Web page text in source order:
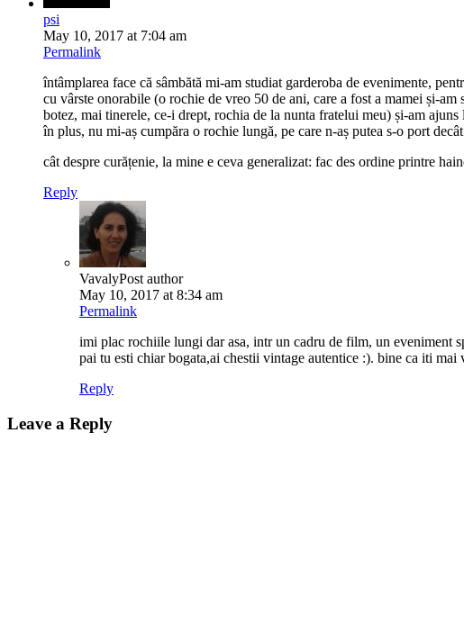
psi
May 10, 2017 at 7:04 am
Permalink
întâmplarea face că sâmbătă mi-am studiat garderoba de evenimente,
cu vârste onorabile (o rochie de vreo 50 de ani, care a fost a mamei și-
botez, mai tinerele, ce-i drept, rochia de la nunta fratelui meu) și-am
în plus, nu mi-aș cumpăra o rochie lungă, pe care n-aș putea s-o port
cât despre curățenie, la mine e ceva generalizat: fac des ordine printre
Reply
VavalyPost author
May 10, 2017 at 8:34 am
Permalink
imi plac rochiile lungi dar asa, intr un cadru de film, un eveniment
pai tu esti chiar bogata,ai chestii vintage autentice :). bine ca iti
Reply
Leave a Reply